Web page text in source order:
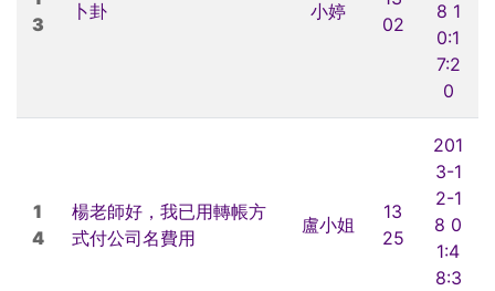
3
卜卦 小婷
02
8 1
0:1
7:2
0
1
4
楊老師好，我已用轉帳方
式付公司名費用
盧小姐
13
25
201
3-1
2-1
8 0
1:4
8:3